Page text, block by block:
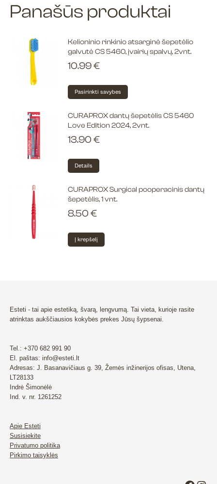
Panašūs produktai
Kelioninio rinkinio atsarginė šepetėlio
galvutė CS 5460, įvairių spalvų, 2vnt.
10.99€
Pasirinkti savybes
has
multiple
be
CURAPROX dantų šepetėlis CS 5460
Love Edition 2024, 2vnt.
13.90 €
Details
CURAPROX Surgical pooperacinis dantų
šepetėlis, 1 vnt.
8.50 €
Į krepšelį
Esteti - tai apie estetiką, švarą, lengvumą. Tai vieta, kurioje rasite
atrinktas aukščiausios kokybės prekes Jūsų šypsenai.
Tel.: +370 682 991 90
El. paštas: info@esteti.lt
Adresas: J. Basanavičiaus g. 39, Žemės inžinerijos ofisas, Utena,
LT28133
Indrė Šimonėlė
Ind. v. nr. 1261252
Apie Esteti
Susisiekite
Privatumo politika
Pirkimo taisyklės